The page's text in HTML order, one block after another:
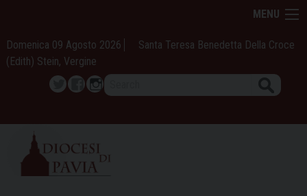
content
MENU
Domenica 09 Agosto 2026
Santa Teresa Benedetta Della Croce
(Edith) Stein, Vergine
TwitterFacebook
Instagram